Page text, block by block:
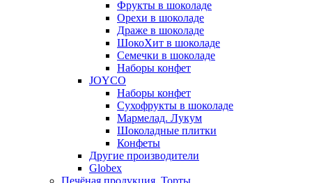
Фрукты в шоколаде
Орехи в шоколаде
Драже в шоколаде
ШокоХит в шоколаде
Семечки в шоколаде
Наборы конфет
JOYCO
Наборы конфет
Сухофрукты в шоколаде
Мармелад. Лукум
Шоколадные плитки
Конфеты
Другие производители
Globex
Печёная продукция. Торты